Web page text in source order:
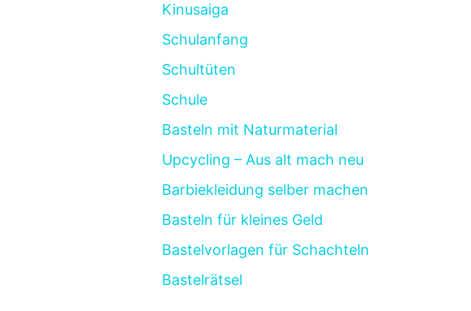
Kinusaiga
Schulanfang
Schultüten
Schule
Basteln mit Naturmaterial
Upcycling – Aus alt mach neu
Barbiekleidung selber machen
Basteln für kleines Geld
Bastelvorlagen für Schachteln
Bastelrätsel